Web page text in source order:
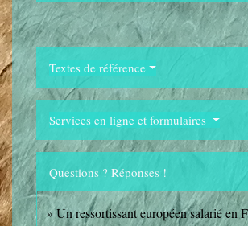
Textes de référence
Services en ligne et formulaires
Questions ? Réponses !
Un ressortissant européen salarié en